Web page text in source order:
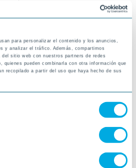
para personalizar el contenido y los anuncios,
y analizar el tráfico. Además, compartimos
sitio web con nuestros partners de redes
quienes pueden combinarla con otra información que
recopilado a partir del uso que haya hecho de sus